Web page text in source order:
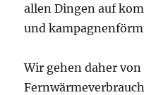
allen Dingen auf
und
Wir gehen daher